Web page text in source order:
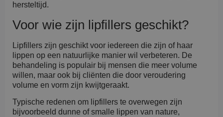
hersteltijd.
Voor wie zijn lipfillers geschikt?
Lipfillers zijn geschikt voor iedereen die zijn of haar
lippen op een natuurlijke manier wil verbeteren. De
behandeling is populair bij mensen die meer volume
willen, maar ook bij cliënten die door veroudering
volume en vorm zijn kwijtgeraakt.
Typische redenen om lipfillers te overwegen zijn
bijvoorbeeld dunne of smalle lippen van nature,